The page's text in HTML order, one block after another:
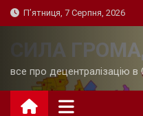
Skip
to
П’ятниця, 7 Серпня, 2026
СИЛА
все про децентралізацію в